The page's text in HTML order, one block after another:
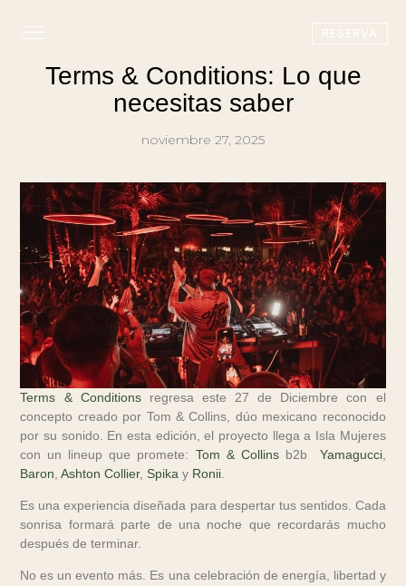
RESERVA
Terms & Conditions: Lo que
necesitas saber
noviembre 27, 2025
Terms & Conditionsregresa este 27 de Diciembre con el
concepto creado por Tom & Collins, dúo mexicano reconocido
por su sonido. En esta edición, el proyecto llega a Isla Mujeres
con un lineup que promete: Tom & Collinsb2b Yamagucci,
Baron ,Ashton Collier, Spika y Ronii
Es una experiencia diseñada para despertar tus sentidos. Cada
sonrisa formará parte de una noche que recordarás mucho
después de terminar.
No es un evento más. Es una celebración de energía, libertad y